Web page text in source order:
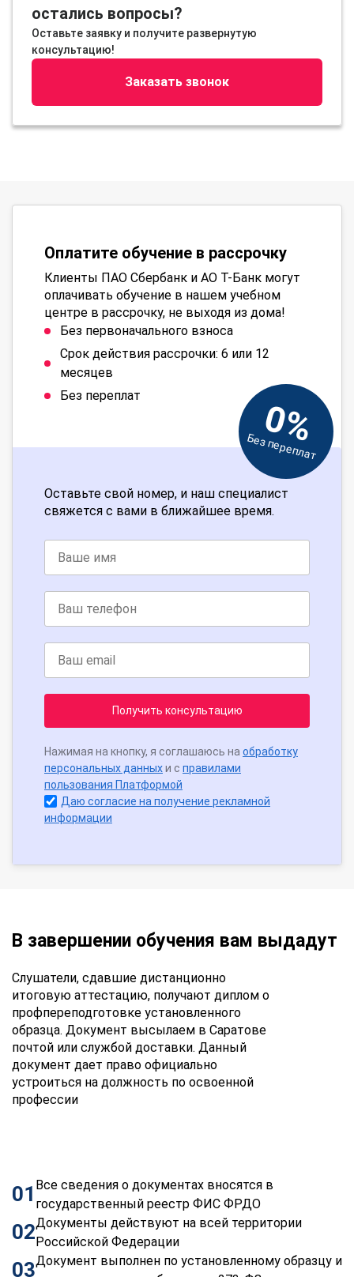
остались вопросы?
Оставьте заявку и получите развернутую
консультацию!
Заказать звонок
Оплатите обучение в рассрочку
Клиенты ПАО Сбербанк и АО Т-Банк могут
оплачивать обучение в нашем учебном
центре в рассрочку, не выходя из дома!
Без первоначального взноса
Срок действия рассрочки: 6 или 12
месяцев
Без переплат
0%
Без переплат
Оставьте свой номер, и наш специалист
свяжется с вами в ближайшее время.
Получить консультацию
Нажимая на кнопку, я соглашаюсь на обработку
персональных данныхи с правилами
пользования Платформой
Даю согласие на получение рекламной
информации
В завершении обучения вам выдадут
Слушатели, сдавшие дистанционно
итоговую аттестацию, получают диплом о
профпереподготовке установленного
образца. Документ высылаем в Саратове
почтой или службой доставки. Данный
документ дает право официально
устроиться на должность по освоенной
профессии
01 Все сведения о документах вносятся в
государственный реестр ФИС ФРДО
02Документы действуют на всей территории
Российской Федерации
03Документ выполнен по установленному образцу и